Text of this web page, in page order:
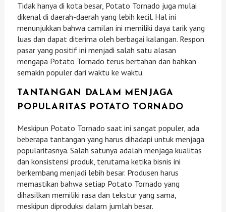
Tidak hanya di kota besar, Potato Tornado juga mulai
dikenal di daerah-daerah yang lebih kecil. Hal ini
menunjukkan bahwa camilan ini memiliki daya tarik yang
luas dan dapat diterima oleh berbagai kalangan. Respon
pasar yang positif ini menjadi salah satu alasan
mengapa Potato Tornado terus bertahan dan bahkan
semakin populer dari waktu ke waktu.
TANTANGAN DALAM MENJAGA
POPULARITAS POTATO TORNADO
Meskipun Potato Tornado saat ini sangat populer, ada
beberapa tantangan yang harus dihadapi untuk menjaga
popularitasnya. Salah satunya adalah menjaga kualitas
dan konsistensi produk, terutama ketika bisnis ini
berkembang menjadi lebih besar. Produsen harus
memastikan bahwa setiap Potato Tornado yang
dihasilkan memiliki rasa dan tekstur yang sama,
meskipun diproduksi dalam jumlah besar.